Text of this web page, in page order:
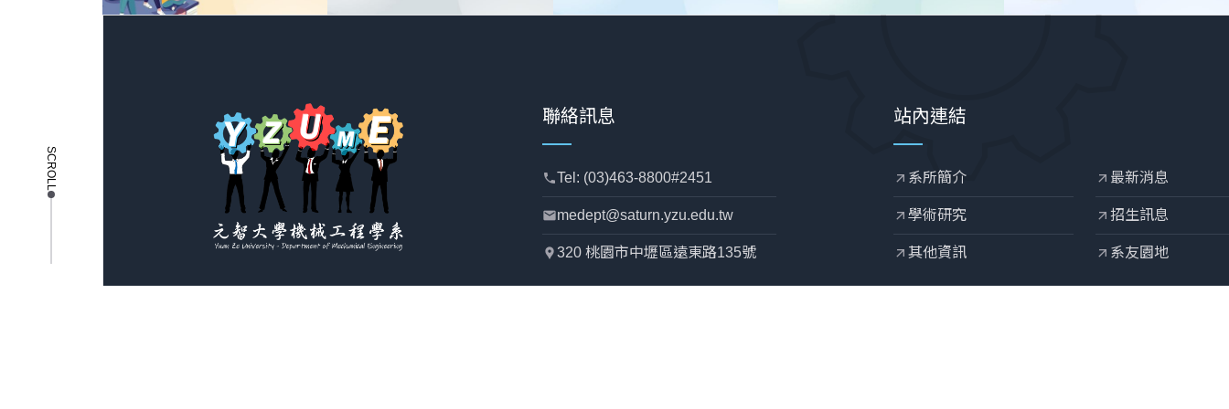
聯絡訊息
phoneTel: (03)463-8800#2451
mailmedept@saturn.yzu.edu.tw
location_pin320 桃園市中壢區遠東路135號
站內連結
arrow_outward 系所簡介 arrow_outward 最新消息
arrow_outward 學術研究 arrow_outward招生訊息
arrow_outward 其他資訊 arrow_outward 系友園地
SCROLL